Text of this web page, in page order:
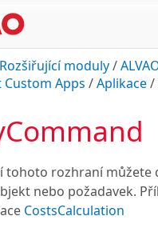
Rozšiřující moduly/
Apps /Aplikace/
tohoto rozhraní můžete
nebo požadavek.
CostsCalculation